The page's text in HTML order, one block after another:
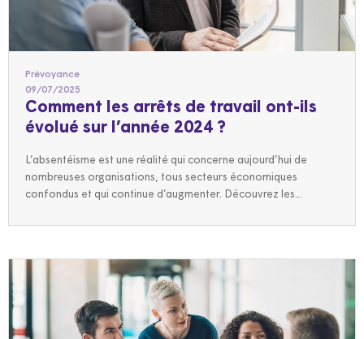
Prévoyance
09/07/2025
Comment les arrêts de travail ont-ils
évolué sur l’année 2024 ?
L’absentéisme est une réalité qui concerne aujourd’hui de
nombreuses organisations, tous secteurs économiques
confondus et qui continue d’augmenter. Découvrez les...